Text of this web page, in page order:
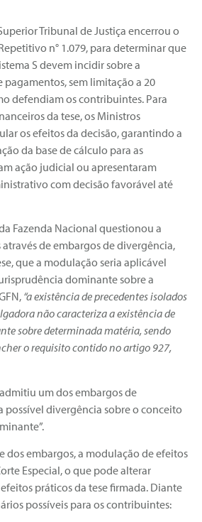
Tribunal de Justiça encerrou o
n° 1.079, para determinar que
S devem incidir sobre a
sem limitação a 20
defendiam os contribuintes. Para
da tese, os Ministros
os efeitos da decisão, garantindo a
da base de cálculo para as
ação judicial ou apresentaram
com decisão favorável até
Fazenda Nacional questionou a
de embargos de divergência,
que a modulação seria aplicável
dominante sobre a
“a existência de precedentes isolados
não caracteriza a existência de
sobre determinada matéria, sendo
o requisito contido no artigo 927,
um dos embargos de
possível divergência sobre o conceito
dos embargos, a modulação de efeitos
Especial, o que pode alterar
práticos da tese firmada. Diante
possíveis para os contribuintes: